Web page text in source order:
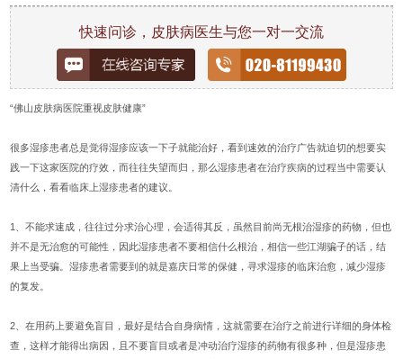
快速问诊，皮肤病医生与您一对一交流
“佛山皮肤病医院重视皮肤健康”
很多湿疹患者总是觉得湿疹应该一下子就能治好，看到速效的治疗广告就迫切的想要实
践一下这家医院的疗效，而往往失望而归，那么湿疹患者在治疗疾病的过程当中需要认
清什么，看看临床上湿疹患者的建议。
1、不能求速成，往往过分求治心理，会适得其反，虽然目前尚无根治湿疹的药物，但也
并不是无治愈的可能性，因此湿疹患者不要相信什么根治，相信一些江湖骗子的话，结
果上当受骗。湿疹患者需要到的就是嘉庆日常的保健，寻求湿疹的临床治愈，减少湿疹
的复发。
2、在用药上要避免盲目，最好是结合自身病情，这就需要在治疗之前进行详细的身体检
查，这样才能得出病因，且不要盲目或者是冲动治疗湿疹的药物有很多种，但是湿疹患